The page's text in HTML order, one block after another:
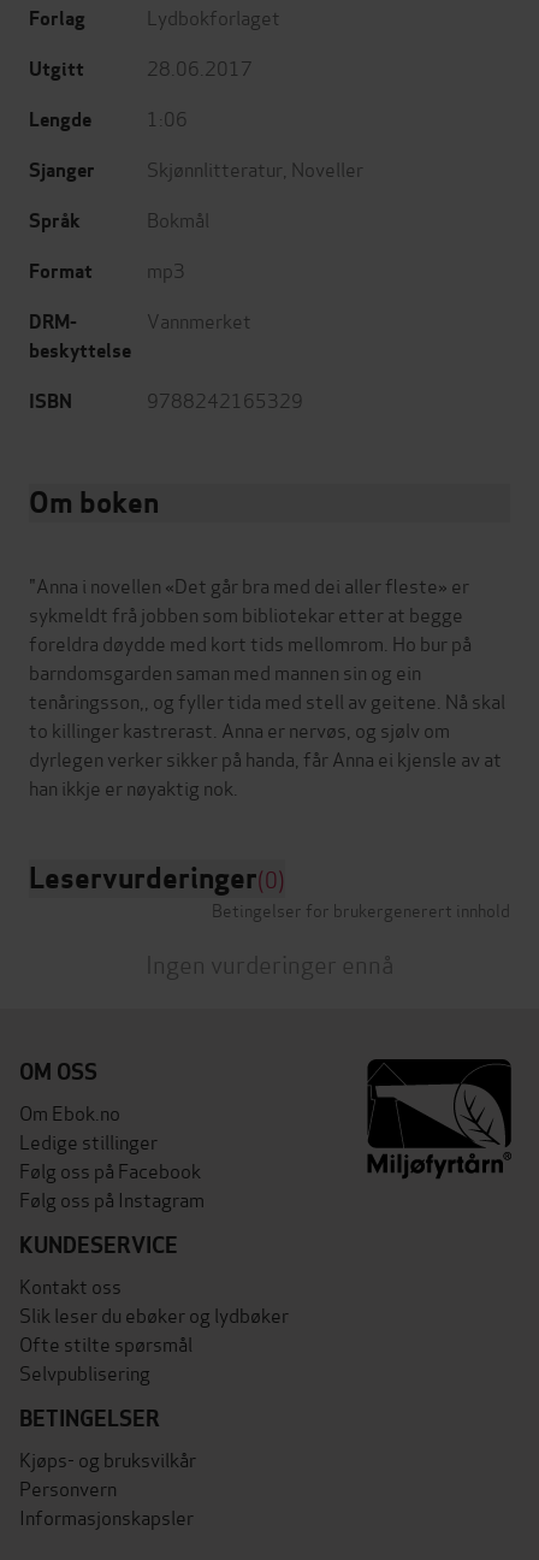
Forlag Lydbokforlaget
Utgitt 28.06.2017
Lengde 1:06
Sjanger Skjønnlitteratur Noveller
Språk Bokmål
Format mp3
DRM-
beskyttelse
Vannmerket
ISBN 9788242165329
Om boken
"Anna i novellen «Det går bra med dei aller fleste» er
sykmeldt frå jobben som bibliotekar etter at begge
foreldra døydde med kort tids mellomrom. Ho bur på
barndomsgarden saman med mannen sin og ein
tenåringsson,, og fyller tida med stell av geitene. Nå skal
to killinger kastrerast. Anna er nervøs, og sjølv om
dyrlegen verker sikker på handa, får Anna ei kjensle av at
Leservurderinger(0)
Betingelser for brukergenerert innhold
Ingen vurderinger ennå
OM OSS
Om Ebok.no
Ledige stillinger
Følg oss på Facebook
Følg oss på Instagram
KUNDESERVICE
Kontakt oss
Slik leser du ebøker og lydbøker
Ofte stilte spørsmål
Selvpublisering
BETINGELSER
Kjøps- og bruksvilkår
Personvern
Informasjonskapsler